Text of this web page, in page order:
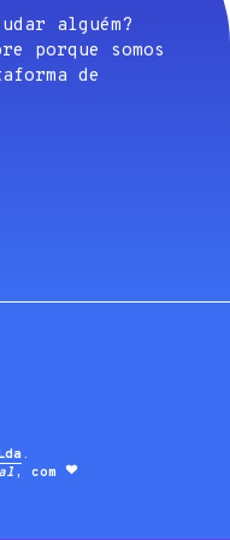
alguém?
porque somos
de
.
, com